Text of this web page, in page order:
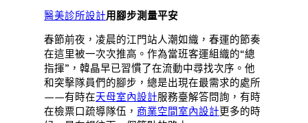
醫美診所設計用腳步測量平安
春節前夜，凌晨的江門站人潮如織，春運的節奏
在這里被一次次推高。作為當班客運組織的“總
指揮”，韓晶早已習慣了在流動中尋找次序。他
和突擊隊員們的腳步，總是出現在最需求的處所
——有時在天母室內設計服務臺解答問詢，有時
在檢票口疏導隊伍，商業空間室內設計更多的時